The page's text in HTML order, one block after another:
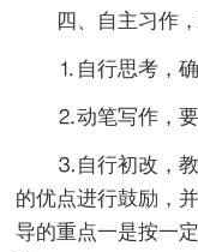
四、自主习作
⒈自行思考，
⒉动笔写作，要
⒊自行初改，
的优点进行鼓励，
导的重点一是按一